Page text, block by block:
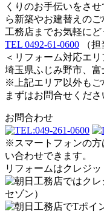
くりのお手伝いをさ
ら新築やお建替えの
工務店までお気軽にど
TEL 0492-61-0600 （担
＜リフォーム対応エリ
埼玉県ふじみ野市、
※上記エリア以外もご
まずはお問合せくださ
お問合わせ
※スマートフォンの方
い合わせできます。
リフォームはクレジ